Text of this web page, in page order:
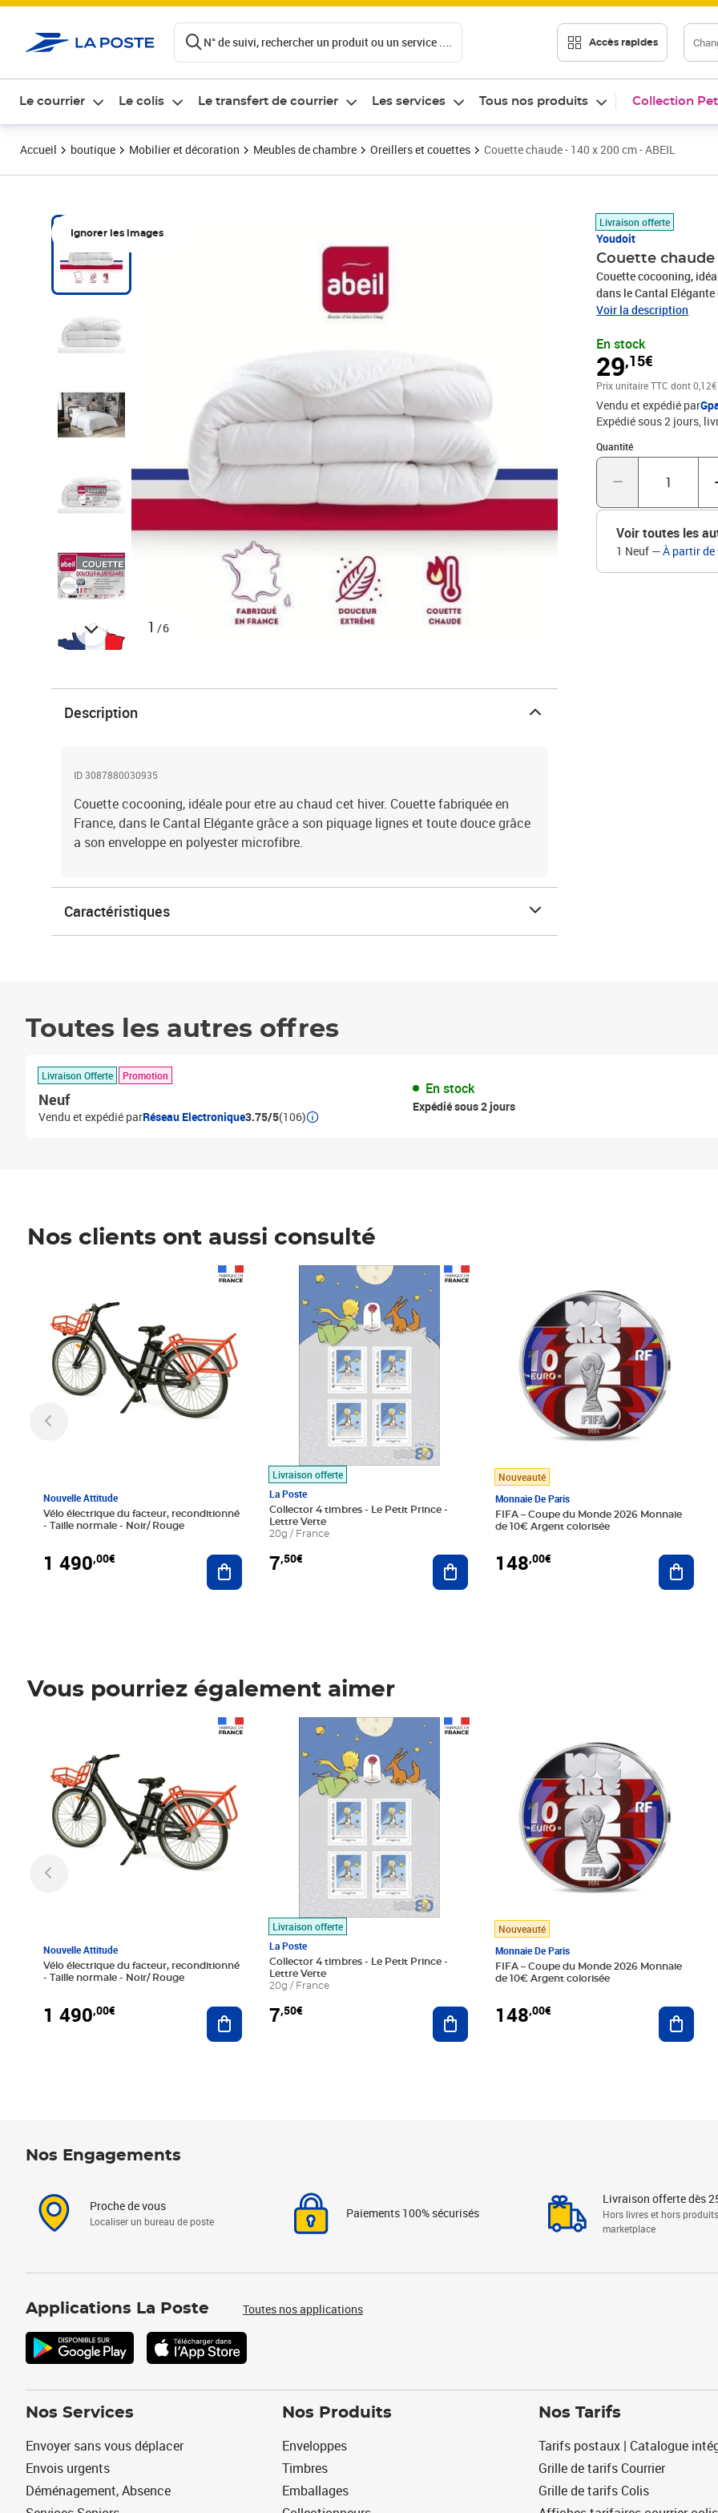
N° de suivi, rechercher un produit ou un service .... Accès rapides
Le courrier Le colis Le transfert de courrier Les services Tous nos produits Collection
Accueil boutique Mobilier et décoration Meubles de chambre Oreillers et couettes Couette chaude - 140 x 200 cm - ABEIL
Ignorer les images
1 /6
Livraison offerte
Youdoit
Couette chaude
Couette cocooning,
dans le Cantal
enveloppe en polyester
Voir la description
En stock
29,15€
Prix 29,15€
Prix unitaire TTCdont
Vendu et expédié par
Expédié sous 2 jours
Quantité
Quantité : 1
Voir toutes les
1 Neuf —À partir de
Description
ID 3087880030935
Couette cocooning, idéale pour etre au chaud cet hiver. Couette fabriquée en
France, dans le Cantal Elégante grâce a son piquage lignes et toute douce grâce
a son enveloppe en polyester microfibre.
Caractéristiques
Toutes les autres offres
Livraison Offerte Promotion
Neuf
Vendu et expédié parRéseau Electronique3.75/5(106)
En stock
Expédié sous 2 jours
Nos clients ont aussi consulté
Nouvelle Attitude
Vélo électrique du facteur, reconditionné
- Taille normale - Noir/ Rouge
1 490,00€ Ajouter au panier
Livraison offerte
La Poste
Collector 4 timbres - Le Petit Prince -
Lettre Verte
20g / France
7,50€
Prix 7,50€
Ajouter au panier
Nouveauté
Monnaie De Paris
FIFA – Coupe du Monde 2026 Monnaie
de 10€ Argent colorisée
148,00€
Vous pourriez également aimer
Nouvelle Attitude
Vélo électrique du facteur, reconditionné
- Taille normale - Noir/ Rouge
1 490,00€ Ajouter au panier
Livraison offerte
La Poste
Collector 4 timbres - Le Petit Prince -
Lettre Verte
20g / France
7,50€
Prix 7,50€
Ajouter au panier
Nouveauté
Monnaie De Paris
FIFA – Coupe du Monde 2026 Monnaie
de 10€ Argent colorisée
148,00€
Nos Engagements
Proche de vous
Localiser un bureau de poste
Paiements 100% sécurisés
Livraison offerte dès
Hors livres et hors produits
marketplace
Applications La Poste Toutes nos applications
Nos Services
Envoyer sans vous déplacer
Envois urgents
Déménagement, Absence
Nos Produits
Enveloppes
Timbres
Emballages
Nos Tarifs
Tarifs postaux | Catalogue
Grille de tarifs Courrier
Grille de tarifs Colis